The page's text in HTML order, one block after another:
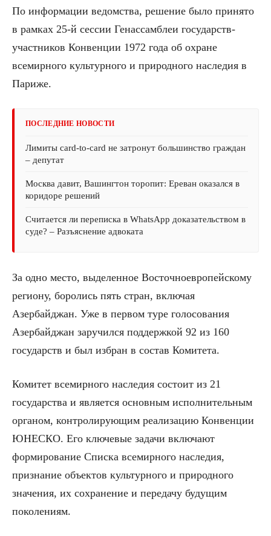
По информации ведомства, решение было принято
в рамках 25-й сессии Генассамблеи государств-
участников Конвенции 1972 года об охране
всемирного культурного и природного наследия в
Париже.
ПОСЛЕДНИЕ НОВОСТИ
Лимиты card-to-card не затронут большинство граждан
– депутат
Москва давит, Вашингтон торопит: Ереван оказался в
коридоре решений
Считается ли переписка в WhatsApp доказательством в
суде? – Разъяснение адвоката
За одно место, выделенное Восточноевропейскому
региону, боролись пять стран, включая
Азербайджан. Уже в первом туре голосования
Азербайджан заручился поддержкой 92 из 160
государств и был избран в состав Комитета.
Комитет всемирного наследия состоит из 21
государства и является основным исполнительным
органом, контролирующим реализацию Конвенции
ЮНЕСКО. Его ключевые задачи включают
формирование Списка всемирного наследия,
признание объектов культурного и природного
значения, их сохранение и передачу будущим
поколениям.